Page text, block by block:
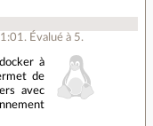
. Évalué à 5.
à
de
avec